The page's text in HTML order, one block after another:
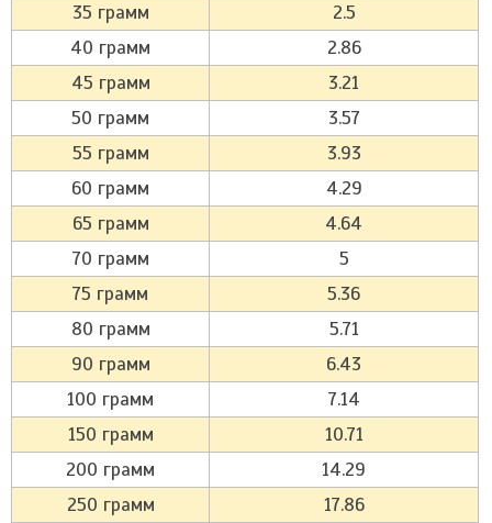
35 грамм
2.5
40 грамм
2.86
45 грамм
3.21
50 грамм
3.57
55 грамм
3.93
60 грамм
4.29
65 грамм
4.64
70 грамм
5
75 грамм
5.36
80 грамм
5.71
90 грамм
6.43
100 грамм
7.14
150 грамм
10.71
200 грамм
14.29
250 грамм
17.86